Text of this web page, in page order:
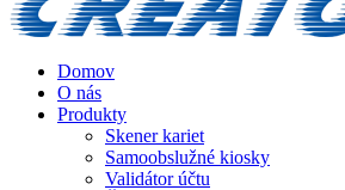
Domov
O nás
Produkty
Skener kariet
Samoobslužné kiosky
Validátor účtu